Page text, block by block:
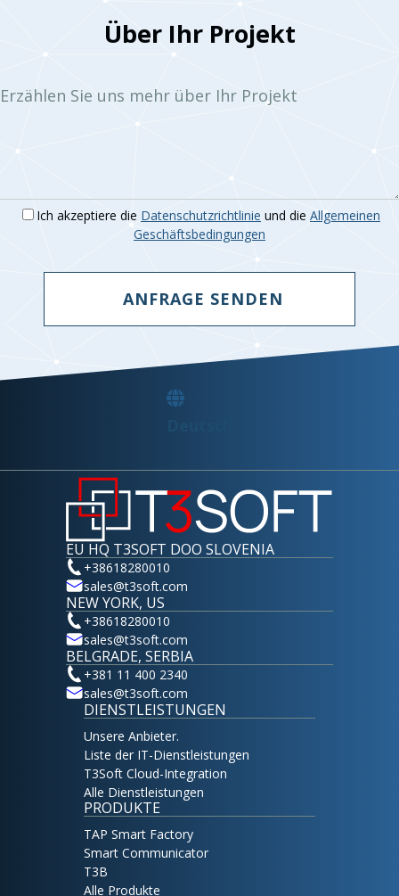
Über Ihr Projekt
Erzählen Sie uns mehr über Ihr Projekt
Ich akzeptiere die Datenschutzrichtlinie und die Allgemeinen
Geschäftsbedingungen
ANFRAGE SENDEN
EU HQ T3SOFT DOO SLOVENIA
+38618280010
sales@t3soft.com
NEW YORK, US
+38618280010
sales@t3soft.com
BELGRADE, SERBIA
+381 11 400 2340
sales@t3soft.com
DIENSTLEISTUNGEN
Unsere Anbieter.
Liste der IT-Dienstleistungen
T3Soft Cloud-Integration
Alle Dienstleistungen
PRODUKTE
TAP Smart Factory
Smart Communicator
T3B
Alle Produkte